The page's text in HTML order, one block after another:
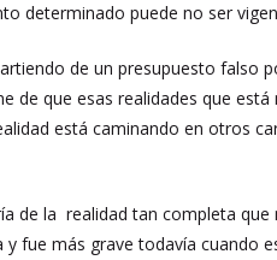
determinado puede no ser
de un presupuesto falso
que esas realidades que
está caminando en otros
de la realidad tan completa
fue más grave todavía cuando